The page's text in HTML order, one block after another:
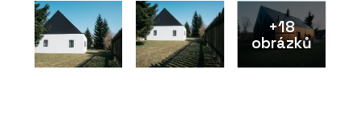
+18
obrázků